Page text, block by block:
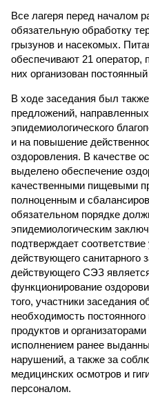
Все лагеря перед началом
обязательную обработку
грызунов и насекомых.
обеспечивают 21 оператор,
них организован
В ходе заседания был
предложений,
эпидемиологического
и на повышение
оздоровления. В качестве
выделено обеспечение
качественными пищевыми
полноценным и
обязательном порядке
эпидемиологическим
подтверждает
действующего санитарного
действующего СЭЗ
функционирование
того, участники заседания
необходимость
продуктов и
исполнением ранее
нарушений, а также за
медицинских осмотров и
персоналом.